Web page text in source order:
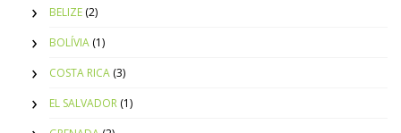
BELIZE (2)
BOLÍVIA (1)
COSTA RICA (3)
EL SALVADOR (1)